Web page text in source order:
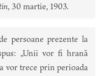
, 30 martie, 1903.
persoane prezente la
„Unii vor fi hrană
vor trece prin perioada